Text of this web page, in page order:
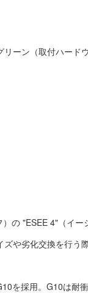
ーン（取付ハード
の "ESEE 4"（イ
や劣化交換を行う
を採用。G10は耐